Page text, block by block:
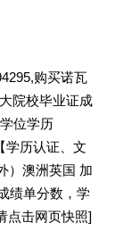
购买诺瓦
院校毕业证成
位学历
学历认证、文
）澳洲英国 加
绩单分数，学
点击网页快照]